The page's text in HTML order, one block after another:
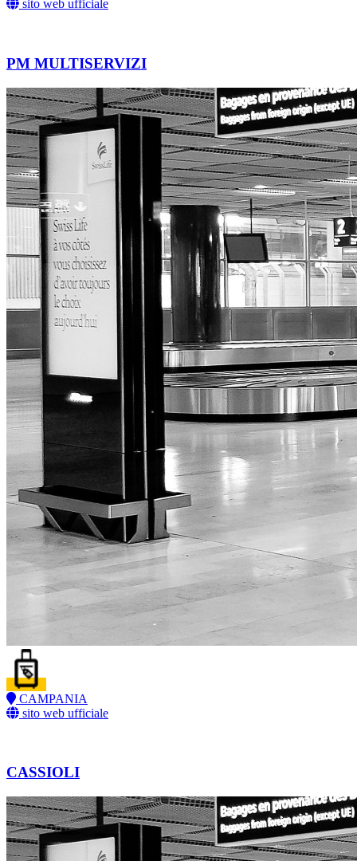
sito web ufficiale
PM MULTISERVIZI
CAMPANIA
sito web ufficiale
CASSIOLI